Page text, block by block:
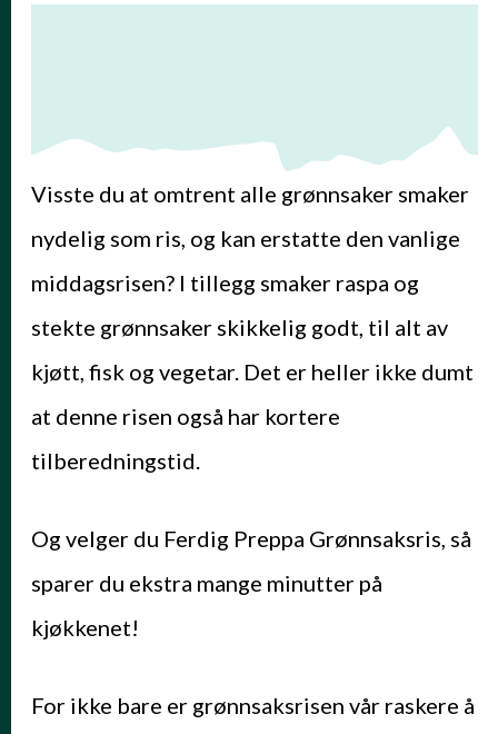
Visste du at omtrent alle grønnsaker smaker
nydelig som ris, og kan erstatte den vanlige
middagsrisen? I tillegg smaker raspa og
stekte grønnsaker skikkelig godt, til alt av
kjøtt, fisk og vegetar. Det er heller ikke dumt
at denne risen også har kortere
tilberedningstid.
Og velger du Ferdig Preppa Grønnsaksris, så
sparer du ekstra mange minutter på
kjøkkenet!
For ikke bare er grønnsaksrisen vår raskere å